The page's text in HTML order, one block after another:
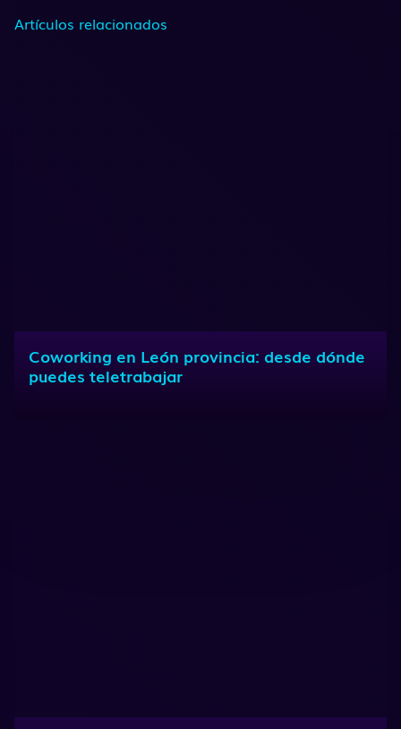
Artículos relacionados
Coworking en León provincia: desde dónde
puedes teletrabajar